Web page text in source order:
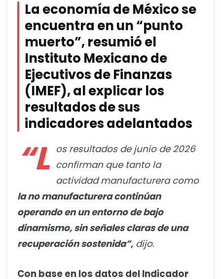
La economía de México se
encuentra en un “punto
muerto”, resumió el
Instituto Mexicano de
Ejecutivos de Finanzas
(IMEF), al explicar los
resultados de sus
indicadores adelantados
“L os resultados de junio de 2026
confirman que tanto la
actividad manufacturera como
la no manufacturera continúan
operando en un entorno de bajo
dinamismo, sin señales claras de una
recuperación sostenida”, dijo.
Con base en los datos del Indicador